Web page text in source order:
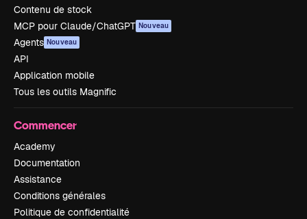
Contenu de stock
MCP pour Claude/ChatGPT Nouveau
Agents Nouveau
API
Application mobile
Tous les outils Magnific
Commencer
Academy
Documentation
Assistance
Conditions générales
Politique de confidentialité